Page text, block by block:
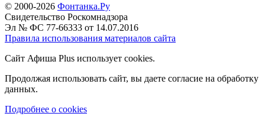
© 2000-2026 Фонтанка.Ру
Свидетельство Роскомнадзора
Эл № ФС 77-66333 от 14.07.2016
Правила использования материалов сайта
Сайт Афиша Plus использует cookies.
Продолжая использовать сайт, вы даете согласие на обработку
данных.
Подробнее о cookies